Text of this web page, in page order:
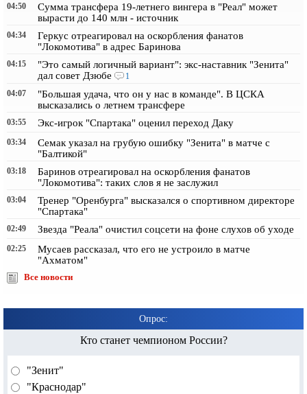
04:50
Сумма трансфера 19-летнего вингера в "Реал" может
вырасти до 140 млн - источник
04:34
Геркус отреагировал на оскорбления фанатов
"Локомотива" в адрес Баринова
04:15
"Это самый логичный вариант": экс-наставник "Зенита"
дал совет Дзюбе
1
04:07
"Большая удача, что он у нас в команде". В ЦСКА
высказались о летнем трансфере
03:55 Экс-игрок "Спартака" оценил переход Даку
03:34
Семак указал на грубую ошибку "Зенита" в матче с
"Балтикой"
03:18
Баринов отреагировал на оскорбления фанатов
"Локомотива": таких слов я не заслужил
03:04
Тренер "Оренбурга" высказался о спортивном директоре
"Спартака"
02:49 Звезда "Реала" очистил соцсети на фоне слухов об уходе
02:25
Мусаев рассказал, что его не устроило в матче
"Ахматом"
Все новости
Опрос:
Кто станет чемпионом России?
"Зенит"
"Краснодар"